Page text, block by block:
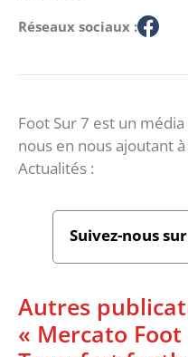
Réseaux sociaux :
Foot Sur 7 est un
nous en nous ajoutant
Actualités :
Suivez-nous
Autres
« Mercato